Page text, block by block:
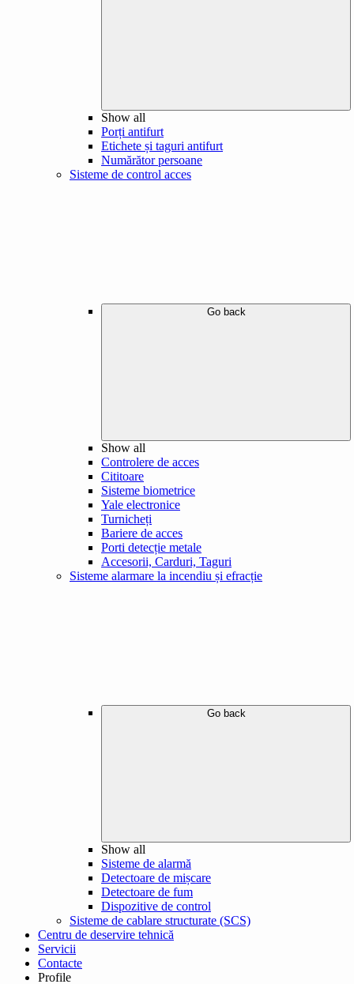
Show all
Porți antifurt
Etichete și taguri antifurt
Numărător persoane
Sisteme de control acces
Go back
Show all
Controlere de acces
Cititoare
Sisteme biometrice
Yale electronice
Turnicheți
Bariere de acces
Porti detecție metale
Accesorii, Carduri, Taguri
Sisteme alarmare la incendiu și efracție
Go back
Show all
Sisteme de alarmă
Detectoare de mișcare
Detectoare de fum
Dispozitive de control
Sisteme de cablare structurate (SCS)
Centru de deservire tehnică
Servicii
Contacte
Profile